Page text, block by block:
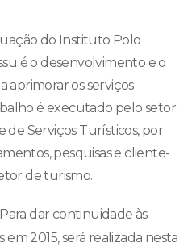
do Instituto Polo
é o desenvolvimento e o
aprimorar os serviços
é executado pelo setor
de Serviços Turísticos, por
pesquisas e cliente-
de turismo.
Para dar continuidade às
2015, será realizada nesta